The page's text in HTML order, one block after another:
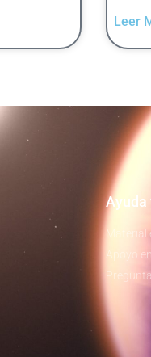
Leer
Ayuda
Material
Apoyo